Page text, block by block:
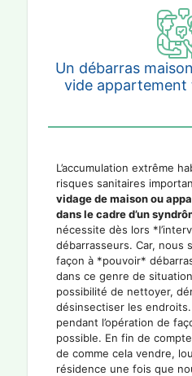
Un débarras
vide appartement
L’accumulation extrême
risques sanitaires
vidage de maison ou
dans le cadre d’un
nécessite dès lors
débarrasseurs. Car, nous
façon à *pouvoir*
dans ce genre de
possibilité de nettoyer,
désinsectiser les
pendant l’opération de
possible. En fin de
de comme cela vendre,
résidence une fois que